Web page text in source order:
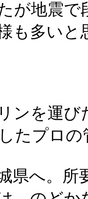
が地震
も多い
ンを運び
たプロ
県へ。所